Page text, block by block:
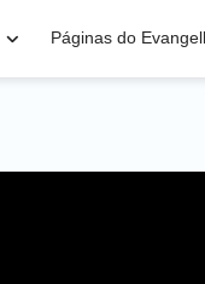
Páginas do